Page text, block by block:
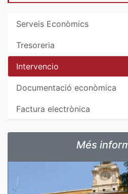
Serveis Econòmics
Tresoreria
Intervencio
Documentació econòmica
Factura electrònica
Més